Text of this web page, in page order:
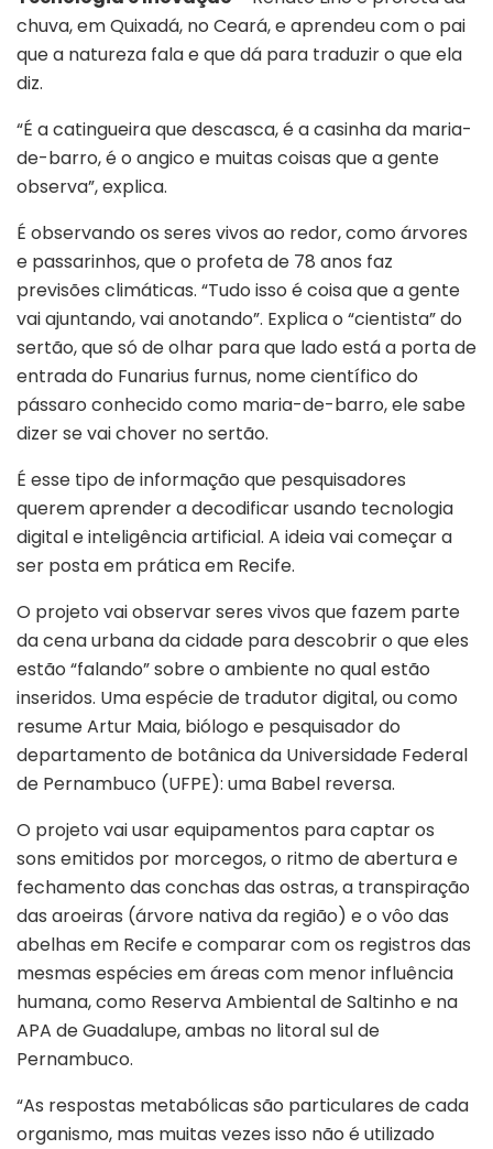
chuva, em Quixadá, no Ceará, e aprendeu com o pai
que a natureza fala e que dá para traduzir o que ela
diz.
“É a catingueira que descasca, é a casinha da maria-
de-barro, é o angico e muitas coisas que a gente
observa”, explica.
É observando os seres vivos ao redor, como árvores
e passarinhos, que o profeta de 78 anos faz
previsões climáticas. “Tudo isso é coisa que a gente
vai ajuntando, vai anotando”. Explica o “cientista” do
sertão, que só de olhar para que lado está a porta de
entrada do Funarius furnus, nome científico do
pássaro conhecido como maria-de-barro, ele sabe
dizer se vai chover no sertão.
É esse tipo de informação que pesquisadores
querem aprender a decodificar usando tecnologia
digital e inteligência artificial. A ideia vai começar a
ser posta em prática em Recife.
O projeto vai observar seres vivos que fazem parte
da cena urbana da cidade para descobrir o que eles
estão “falando” sobre o ambiente no qual estão
inseridos. Uma espécie de tradutor digital, ou como
resume Artur Maia, biólogo e pesquisador do
departamento de botânica da Universidade Federal
de Pernambuco (UFPE): uma Babel reversa.
O projeto vai usar equipamentos para captar os
sons emitidos por morcegos, o ritmo de abertura e
fechamento das conchas das ostras, a transpiração
das aroeiras (árvore nativa da região) e o vôo das
abelhas em Recife e comparar com os registros das
mesmas espécies em áreas com menor influência
humana, como Reserva Ambiental de Saltinho e na
APA de Guadalupe, ambas no litoral sul de
Pernambuco.
“As respostas metabólicas são particulares de cada
organismo, mas muitas vezes isso não é utilizado